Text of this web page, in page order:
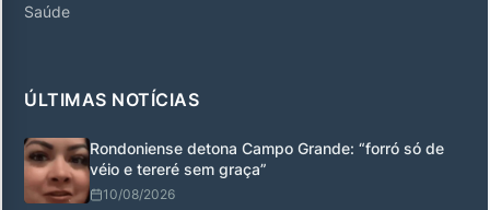
Saúde
ÚLTIMAS NOTÍCIAS
Rondoniense detona Campo Grande: “forró só de
véio e tereré sem graça”
10/08/2026